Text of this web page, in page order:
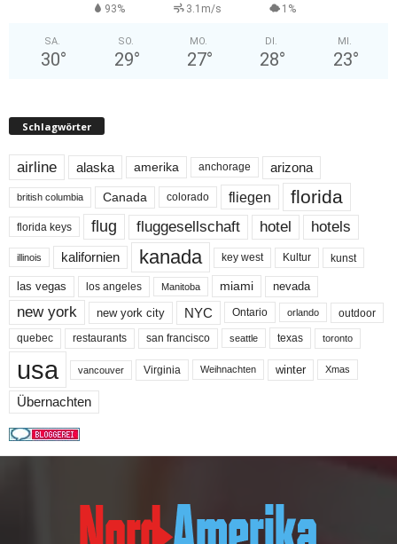
93% 3.1m/s 1%
SA.
30°
SO.
29°
MO.
27°
DI.
28°
MI.
23°
Schlagwörter
airline alaska amerika anchorage arizona
british columbia Canada colorado fliegen florida
florida keys flug fluggesellschaft hotel hotels
illinois kalifornien kanada key west Kultur kunst
las vegas los angeles Manitoba miami nevada
new york new york city NYC Ontario orlando outdoor
quebec restaurants san francisco seattle texas toronto
usa vancouver Virginia Weihnachten winter Xmas
Übernachten